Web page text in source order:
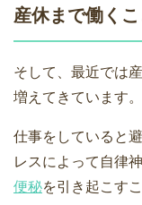
産休まで働く
そして、最近では
増えてきています。
仕事をしていると
レスによって自律
便秘を引き起こす